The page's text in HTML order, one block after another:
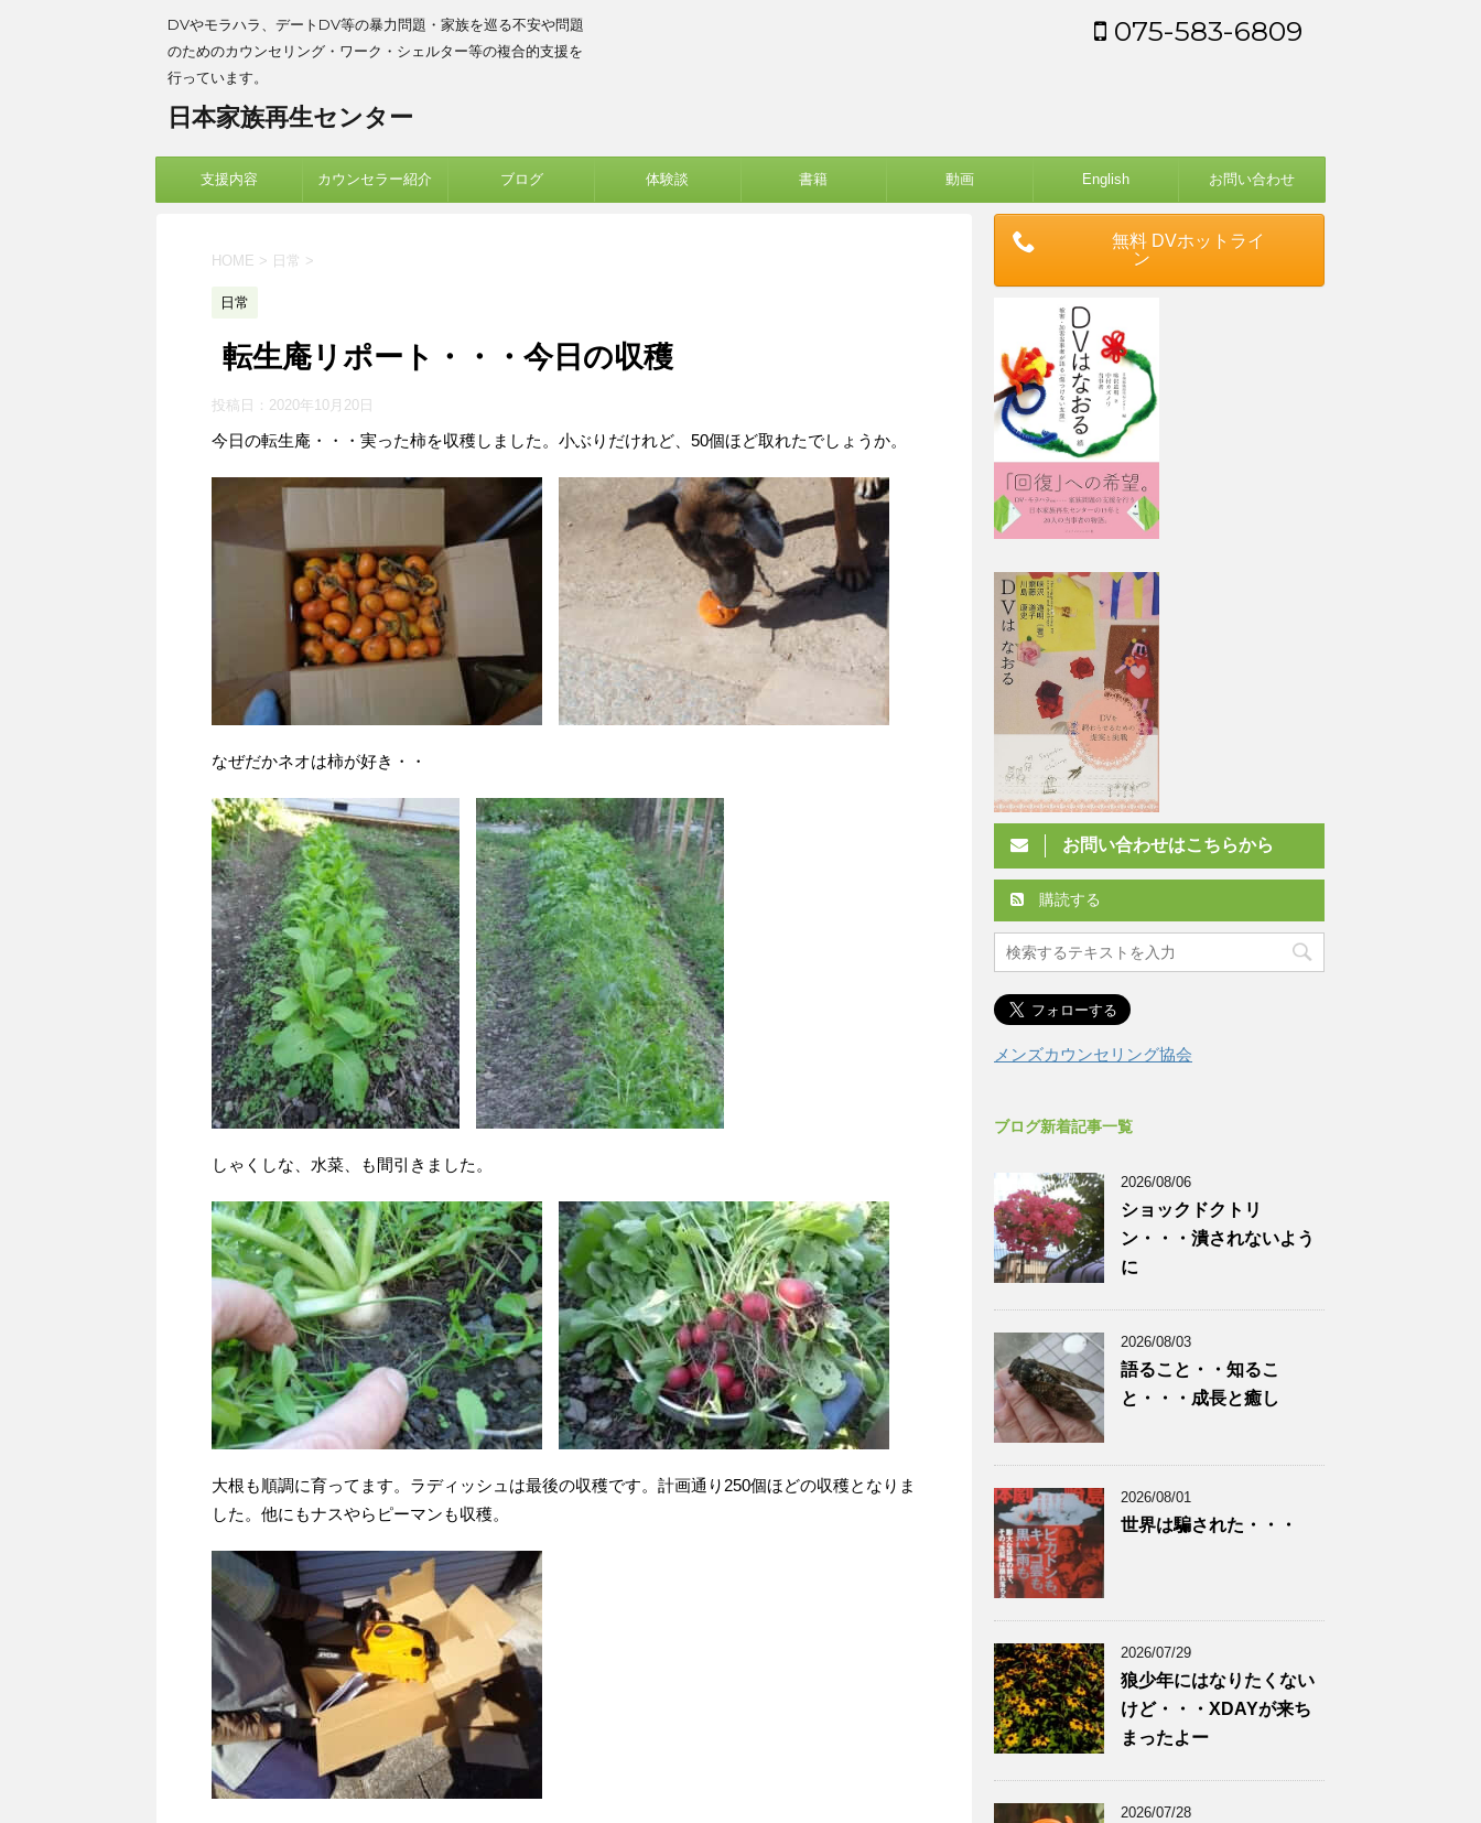
DVやモラハラ、デートDV等の暴力問題・家族を巡る不安や問題
のためのカウンセリング・ワーク・シェルター等の複合的支援を
行っています。
日本家族再生センター
075-583-6809
支援内容 カウンセラー紹介 ブログ 体験談 書籍 動画 English お問い合わせ
HOME > 日常 >
日常
転生庵リポート・・・今日の収穫
投稿日： 2020年10月20日
今日の転生庵・・・実った柿を収穫しました。小ぶりだけれど、50個ほど取れたでしょうか。
なぜだかネオは柿が好き・・
しゃくしな、水菜、も間引きました。
大根も順調に育ってます。ラディッシュは最後の収穫です。計画通り250個ほどの収穫となりま
した。他にもナスやらピーマンも収穫。
無料 DVホットライ
ン
お問い合わせはこちらから
購読する
メンズカウンセリング協会
ブログ新着記事一覧
2026/08/06
ショックドクトリ
ン・・・潰されないよう
に
2026/08/03
語ること・・知るこ
と・・・成長と癒し
2026/08/01
世界は騙された・・・
2026/07/29
狼少年にはなりたくない
けど・・・XDAYが来ち
まったよー
2026/07/28